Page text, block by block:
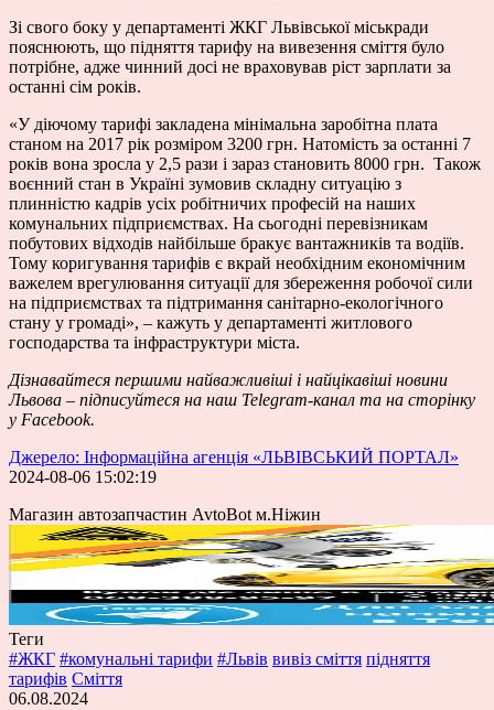
Зі свого боку у департаменті ЖКГ Львівської міськради
пояснюють, що підняття тарифу на вивезення сміття було
потрібне, адже чинний досі не враховував ріст зарплати за
останні сім років.
«У діючому тарифі закладена мінімальна заробітна плата
станом на 2017 рік розміром 3200 грн. Натомість за останні 7
років вона зросла у 2,5 рази і зараз становить 8000 грн. Також
воєнний стан в Україні зумовив складну ситуацію з
плинністю кадрів усіх робітничих професій на наших
комунальних підприємствах. На сьогодні перевізникам
побутових відходів найбільше бракує вантажників та водіїв.
Тому коригування тарифів є вкрай необхідним економічним
важелем врегулювання ситуації для збереження робочої сили
на підприємствах та підтримання санітарно-екологічного
стану у громаді», – кажуть у департаменті житлового
господарства та інфраструктури міста.
Дізнавайтеся першими найважливіші і найцікавіші новини
Львова – підписуйтеся на наш Telegram-канал та на сторінку
у Facebook.
Джерело: Інформаційна агенція «ЛЬВІВСЬКИЙ ПОРТАЛ»
2024-08-06 15:02:19
Магазин автозапчастин AvtoBot м.Ніжин
Теги
#ЖКГ #комунальні тарифи #Львів вивіз сміття підняття
тарифів Сміття
06.08.2024